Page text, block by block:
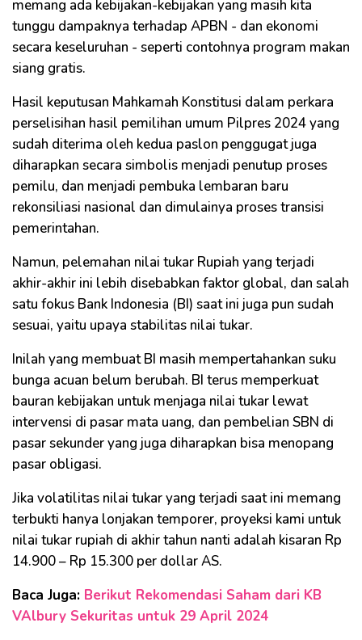
memang ada kebijakan-kebijakan yang masih kita
tunggu dampaknya terhadap APBN - dan ekonomi
secara keseluruhan - seperti contohnya program makan
siang gratis.
Hasil keputusan Mahkamah Konstitusi dalam perkara
perselisihan hasil pemilihan umum Pilpres 2024 yang
sudah diterima oleh kedua paslon penggugat juga
diharapkan secara simbolis menjadi penutup proses
pemilu, dan menjadi pembuka lembaran baru
rekonsiliasi nasional dan dimulainya proses transisi
pemerintahan.
Namun, pelemahan nilai tukar Rupiah yang terjadi
akhir-akhir ini lebih disebabkan faktor global, dan salah
satu fokus Bank Indonesia (BI) saat ini juga pun sudah
sesuai, yaitu upaya stabilitas nilai tukar.
Inilah yang membuat BI masih mempertahankan suku
bunga acuan belum berubah. BI terus memperkuat
bauran kebijakan untuk menjaga nilai tukar lewat
intervensi di pasar mata uang, dan pembelian SBN di
pasar sekunder yang juga diharapkan bisa menopang
pasar obligasi.
Jika volatilitas nilai tukar yang terjadi saat ini memang
terbukti hanya lonjakan temporer, proyeksi kami untuk
nilai tukar rupiah di akhir tahun nanti adalah kisaran Rp
14.900 – Rp 15.300 per dollar AS.
Baca Juga: Berikut Rekomendasi Saham dari KB
VAlbury Sekuritas untuk 29 April 2024